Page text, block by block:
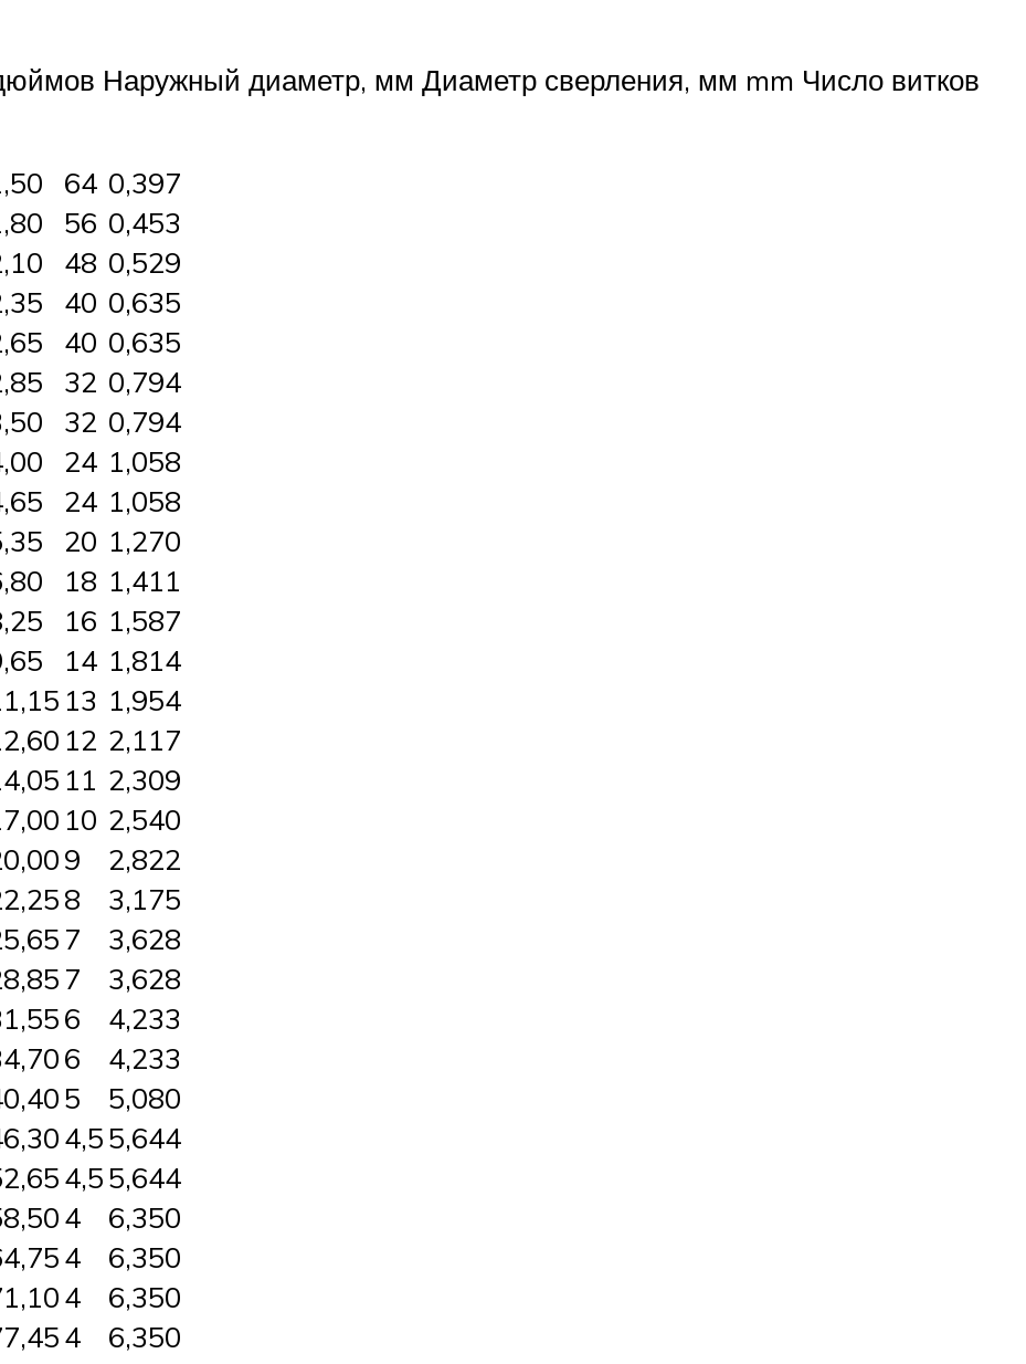
Наружный диаметр, мм Диаметр сверления, мм mm Число витков
64 0,397
56 0,453
48 0,529
40 0,635
40 0,635
32 0,794
32 0,794
24 1,058
24 1,058
20 1,270
18 1,411
16 1,587
14 1,814
13 1,954
12 2,117
11 2,309
10 2,540
9
2,822
8
3,175
7
3,628
7
3,628
6
4,233
6
4,233
5
5,080
4,55,644
4,55,644
4
6,350
4
6,350
4
6,350
4
6,350